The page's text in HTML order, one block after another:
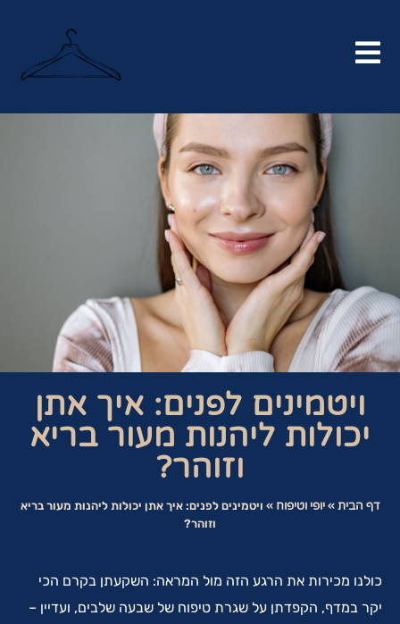
ויטמינים לפנים: איך אתן
יכולות ליהנות מעור בריא
וזוהר?
דף הבית »יופי וטיפוח » ויטמינים לפנים: איך אתן יכולות ליהנות מעור בריא
וזוהר?
כולנו מכירות את הרגע הזה מול המראה: השקעתן בקרם הכי
יקר במדף, הקפדתן על שגרת טיפוח של שבעה שלבים, ועדיין –